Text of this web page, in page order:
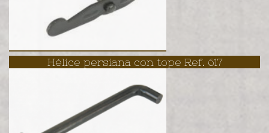
Hélice persiana con tope Ref. 617